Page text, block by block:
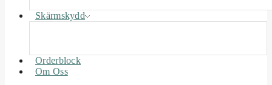
Skärmskydd
Orderblock
Om Oss